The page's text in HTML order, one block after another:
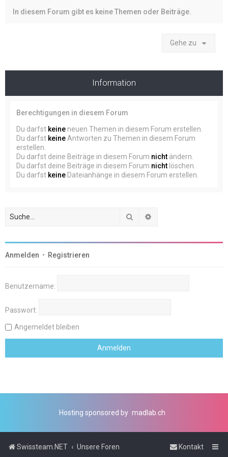
In diesem Forum gibt es keine Themen oder Beiträge.
Gehe zu
Information
Berechtigungen in diesem Forum
Du darfst keine neuen Themen in diesem Forum erstellen.
Du darfst keine Antworten zu Themen in diesem Forum
erstellen.
Du darfst deine Beiträge in diesem Forum nicht ändern.
Du darfst deine Beiträge in diesem Forum nicht löschen.
Du darfst keine Dateianhänge in diesem Forum erstellen.
Suche
Anmelden • Registrieren
Benutzername:
Passwort:
Angemeldet bleiben
Hosting sponsored by madlab.ch
Swissteam.NET Unsere Foren Kontakt